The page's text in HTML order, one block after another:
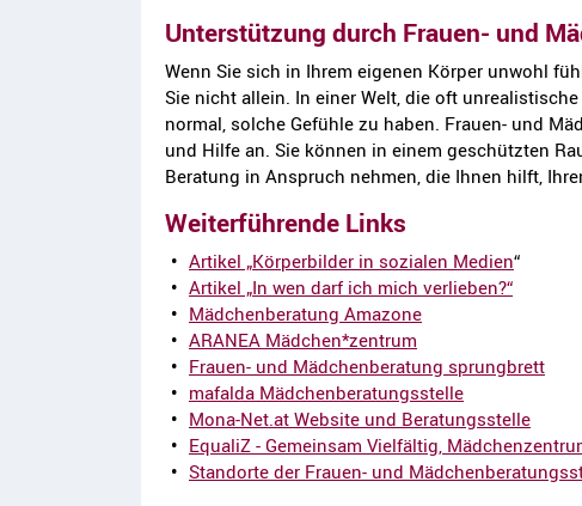
Unterstützung durch Frauen- und
Wenn Sie sich in Ihrem eigenen Körper unwohl
Sie nicht allein. In einer Welt, die oft
normal, solche Gefühle zu haben. Frauen- und
und Hilfe an. Sie können in einem geschützten
Beratung in Anspruch nehmen, die Ihnen hilft,
Weiterführende Links
Artikel „Körperbilder in sozialen Medien“
Artikel „In wen darf ich mich verlieben?“
Mädchenberatung Amazone
ARANEA Mädchen*zentrum
Frauen- und Mädchenberatung sprungbrett
mafalda Mädchenberatungsstelle
Mona-Net.at Website und Beratungsstelle
EqualiZ - Gemeinsam Vielfältig,
Standorte der Frauen- und